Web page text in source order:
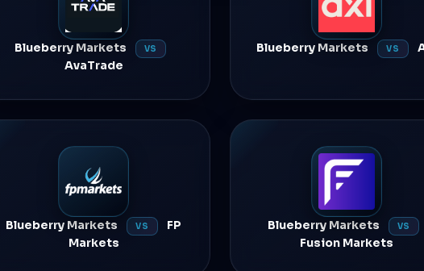
Blueberry Markets VS
AvaTrade
Blueberry Markets VS
Blueberry Markets VS
FP
Markets
Blueberry Markets VS
Fusion Markets